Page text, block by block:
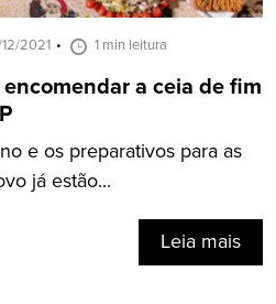
12/2021 1 min leitura
a ceia de fim
e os preparativos para as
já estão...
Leia mais